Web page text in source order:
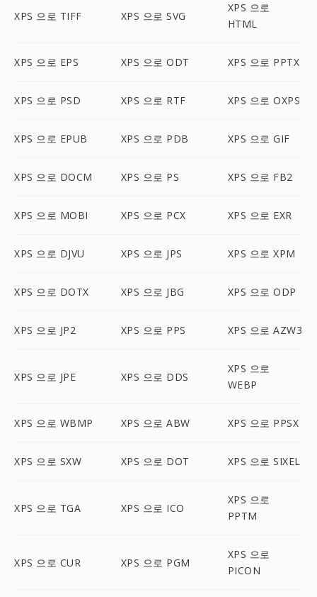
XPS 으로 TIFF XPS 으로 SVG
XPS 으로
HTML
XPS 으로 EPS XPS 으로 ODT XPS 으로 PPTX
XPS 으로 PSD XPS 으로 RTF XPS 으로 OXPS
XPS 으로 EPUB XPS 으로 PDB XPS 으로 GIF
XPS 으로 DOCM XPS 으로 PS XPS 으로 FB2
XPS 으로 MOBI XPS 으로 PCX XPS 으로 EXR
XPS 으로 DJVU XPS 으로 JPS XPS 으로 XPM
XPS 으로 DOTX XPS 으로 JBG XPS 으로 ODP
XPS 으로 JP2 XPS 으로 PPS XPS 으로 AZW3
XPS 으로 JPE XPS 으로 DDS
XPS 으로
WEBP
XPS 으로 WBMP XPS 으로 ABW XPS 으로 PPSX
XPS 으로 SXW XPS 으로 DOT XPS 으로 SIXEL
XPS 으로 TGA XPS 으로 ICO
XPS 으로
PPTM
XPS 으로 CUR XPS 으로 PGM
XPS 으로
PICON